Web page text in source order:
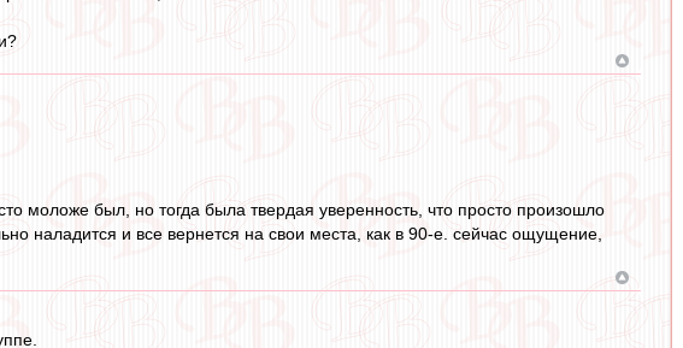
моложе был, но тогда была твердая уверенность, что просто произошло
наладится и все вернется на свои места, как в 90-е. сейчас ощущение,